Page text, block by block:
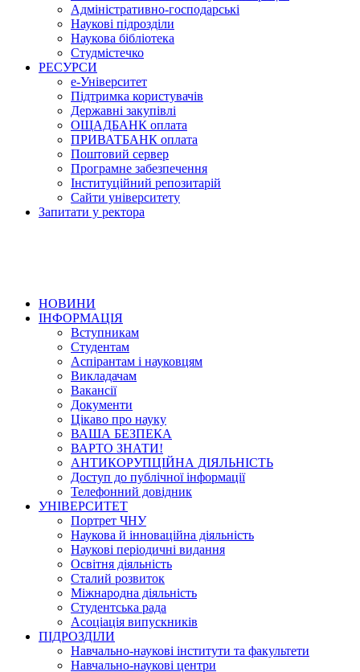
Адміністративно-господарські
Наукові підрозділи
Наукова бібліотека
Студмістечко
РЕСУРСИ
е-Університет
Підтримка користувачів
Державні закупівлі
ОЩАДБАНК оплата
ПРИВАТБАНК оплата
Поштовий сервер
Програмне забезпечення
Інституційний репозитарій
Сайти університету
Запитати у ректора
НОВИНИ
ІНФОРМАЦІЯ
Вступникам
Студентам
Аспірантам і науковцям
Викладачам
Вакансії
Документи
Цікаво про науку
ВАША БЕЗПЕКА
ВАРТО ЗНАТИ!
АНТИКОРУПЦІЙНА ДІЯЛЬНІСТЬ
Доступ до публічної інформації
Телефонний довідник
УНІВЕРСИТЕТ
Портрет ЧНУ
Наукова й інноваційна діяльність
Наукові періодичні видання
Освітня діяльність
Сталий розвиток
Міжнародна діяльність
Студентська рада
Асоціація випускників
ПІДРОЗДІЛИ
Навчально-наукові інститути та факультети
Навчально-наукові центри